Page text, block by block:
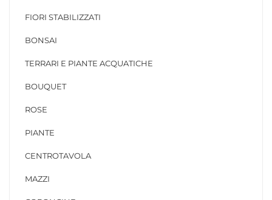
FIORI STABILIZZATI
BONSAI
TERRARI E PIANTE ACQUATICHE
BOUQUET
ROSE
PIANTE
CENTROTAVOLA
MAZZI